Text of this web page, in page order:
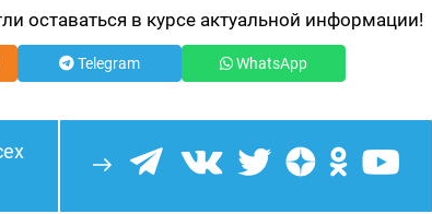
оставаться в курсе актуальной информации!
Telegram WhatsApp